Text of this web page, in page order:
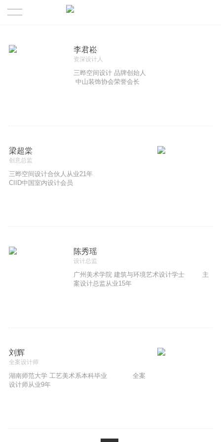
李君崧
资深设计人
三晔空间设计 品牌创始人
中山装饰协会荣誉会长
梁超棠
创意总监
三晔空间设计合伙人从业21年
CIID中国室内设计会员
陈秀瑶
设计总监
广州美术学院 建筑与环境艺术设计学士 主
案设计总监从业15年
刘辉
全案设计师
湖南师范大学 工艺美术系本科毕业 全案
设计师从业9年
PRODUCTION | 作品
CONTACT | 联系我们